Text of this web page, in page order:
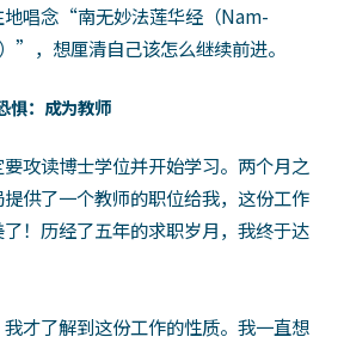
地唱念“南无妙法莲华经（Nam-
，想厘清自己该怎么继续前进。
惧：成为教师
攻读博士学位并开始学习。两个月之
供了一个教师的职位给我，这份工作
！历经了五年的求职岁月，我终于达
才了解到这份工作的性质。我一直想